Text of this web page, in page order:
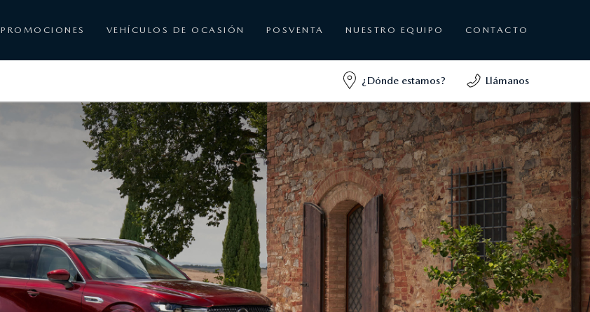
PROMOCIONES VEHÍCULOS DE OCASIÓN POSVENTA NUESTRO EQUIPO CONTACTO
¿Dónde estamos? Llámanos